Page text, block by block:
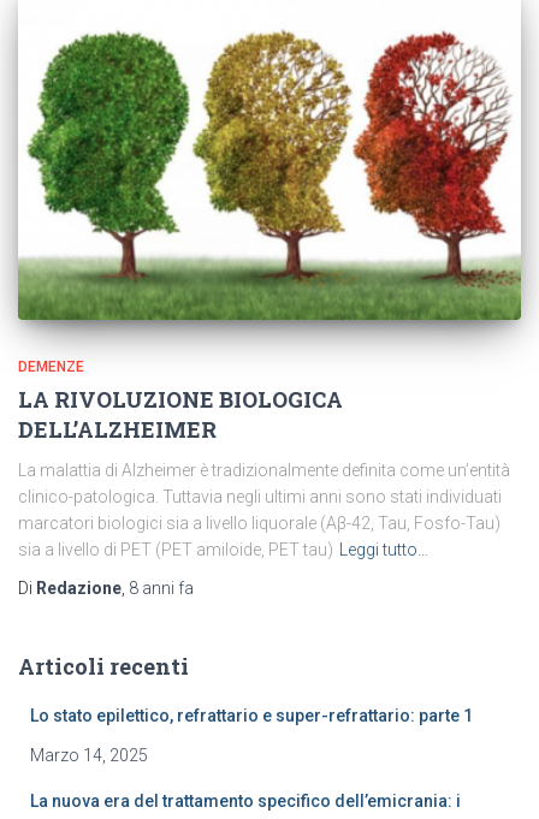
DEMENZE
LA RIVOLUZIONE BIOLOGICA
DELL’ALZHEIMER
La malattia di Alzheimer è tradizionalmente definita come un’entità
clinico-patologica. Tuttavia negli ultimi anni sono stati individuati
marcatori biologici sia a livello liquorale (Aβ-42, Tau, Fosfo-Tau)
sia a livello di PET (PET amiloide, PET tau)
Leggi tutto…
Di Redazione 8 anni fa
Articoli recenti
Lo stato epilettico, refrattario e super-refrattario: parte 1
Marzo 14, 2025
La nuova era del trattamento specifico dell’emicrania: i